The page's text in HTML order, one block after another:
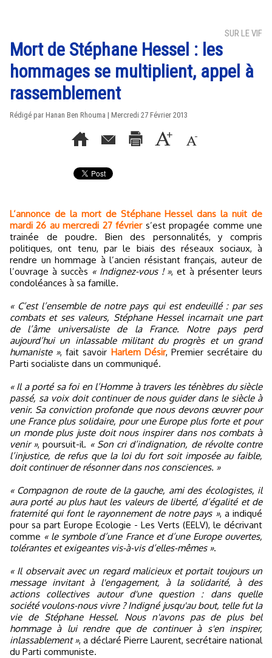
SUR LE VIF
Mort de Stéphane Hessel : les
hommages se multiplient, appel à
rassemblement
Rédigé par Hanan Ben Rhouma | Mercredi 27 Février 2013
L’annonce de la mort de Stéphane Hessel dans la nuit de
mardi 26 au mercredi 27 févriers’est propagée comme une
trainée de poudre. Bien des personnalités, y compris
politiques, ont tenu, par le biais des réseaux sociaux, à
rendre un hommage à l’ancien résistant français, auteur de
l’ouvrage à succès « Indignez-vous ! », et à présenter leurs
condoléances à sa famille.
« C’est l’ensemble de notre pays qui est endeuillé : par ses
combats et ses valeurs, Stéphane Hessel incarnait une part
de l’âme universaliste de la France. Notre pays perd
aujourd’hui un inlassable militant du progrès et un grand
humaniste », fait savoir Harlem Désir, Premier secrétaire du
Parti socialiste dans un communiqué.
« Il a porté sa foi en l’Homme à travers les ténèbres du siècle
passé, sa voix doit continuer de nous guider dans le siècle à
venir. Sa conviction profonde que nous devons œuvrer pour
une France plus solidaire, pour une Europe plus forte et pour
un monde plus juste doit nous inspirer dans nos combats à
venir », poursuit-il. « Son cri d’indignation, de révolte contre
l’injustice, de refus que la loi du fort soit imposée au faible,
doit continuer de résonner dans nos consciences. »
« Compagnon de route de la gauche, ami des écologistes, il
aura porté au plus haut les valeurs de liberté, d’égalité et de
fraternité qui font le rayonnement de notre pays », a indiqué
pour sa part Europe Ecologie - Les Verts (EELV), le décrivant
comme « le symbole d’une France et d’une Europe ouvertes,
tolérantes et exigeantes vis-à-vis d’elles-mêmes ».
« Il observait avec un regard malicieux et portait toujours un
message invitant à l'engagement, à la solidarité, à des
actions collectives autour d'une question : dans quelle
société voulons-nous vivre ? Indigné jusqu'au bout, telle fut la
vie de Stéphane Hessel. Nous n'avons pas de plus bel
hommage à lui rendre que de continuer à s'en inspirer,
inlassablement », a déclaré Pierre Laurent, secrétaire national
du Parti communiste.